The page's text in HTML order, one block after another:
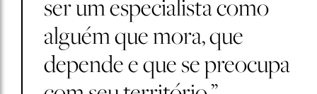
ser um especialista como
alguém que mora, que
depende e que se preocupa